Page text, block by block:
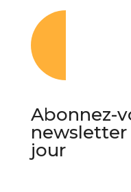
Abonnez-
newsletter
jour